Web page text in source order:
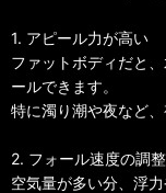
1. アピール力が高い
ファットボディだと
ールできます。
特に濁り潮や夜など
2. フォール速度の調整
空気量が多い分、浮